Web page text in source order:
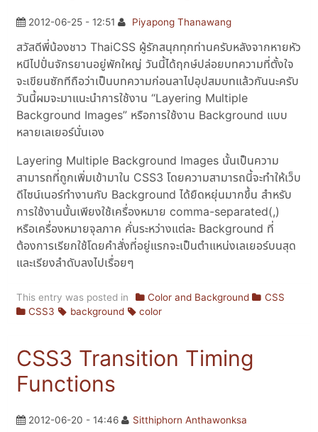
2012-06-25 - 12:51 Piyapong Thanawang
สวัสดีพี่น้องชาว ThaiCSS ผู้รักสนุกทุกท่านครับหลังจากหายหัว
หนีไปปั่นจักรยานอยู่พักใหญ่ วันนี้ได้ฤกษ์ปล่อยบทความที่ตั้งใจ
จะเขียนซักทีถือว่าเป็นบทความก่อนลาไปอุปสมบทแล้วกันนะครับ
วันนี้ผมจะมาแนะนำการใช้งาน “Layering Multiple
Background Images” หรือการใช้งาน Background แบบ
หลายเลเยอร์นั่นเอง
Layering Multiple Background Images นั้นเป็นความ
สามารถที่ถูกเพิ่มเข้ามาใน CSS3 โดยความสามารถนี้จะทำให้เว็บ
ดีไซน์เนอร์ทำงานกับ Background ได้ยืดหยุ่นมากขึ้น สำหรับ
การใช้งานนั้นเพียงใช้เครื่องหมาย comma-separated(,)
หรือเครื่องหมายจุลภาค คั่นระหว่างแต่ละ Background ที่
ต้องการเรียกใช้โดยคำสั่งที่อยู่แรกจะเป็นตำแหน่งเลเยอร์บนสุด
และเรียงลำดับลงไปเรื่อยๆ
This entry was posted in Color and Background
CSS
CSS3
background color
CSS3 Transition Timing
Functions
2012-06-20 - 14:46 Sitthiphorn Anthawonksa